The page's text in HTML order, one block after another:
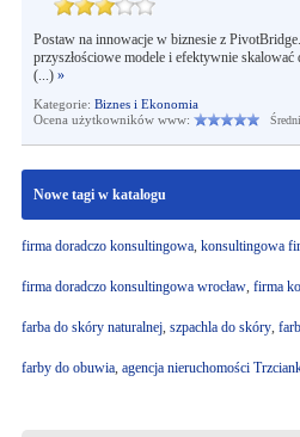
Postaw na innowacje w biznesie z
przyszłościowe modele i efektywnie skalować
(...) »
Kategorie: Biznes i Ekonomia
Ocena użytkowników www:
Nowe tagi w katalogu
firma doradczo konsultingowa, konsultingowa
firma doradczo konsultingowa wrocław, firma
farba do skóry naturalnej, szpachla do skóry,
farby do obuwia, agencja nieruchomości